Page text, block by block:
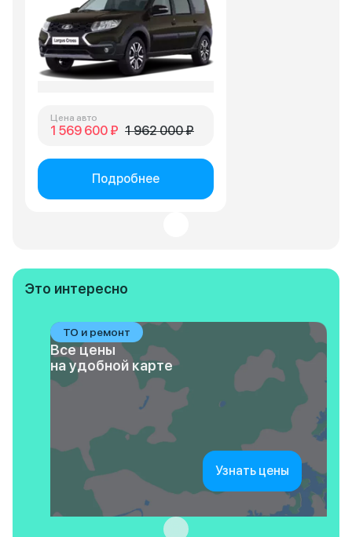
Цена авто
1 569 600 ₽ 1 962 000 ₽
Подробнее
Это интересно
ТО и ремонт
Все цены
на удобной карте
Узнать цены